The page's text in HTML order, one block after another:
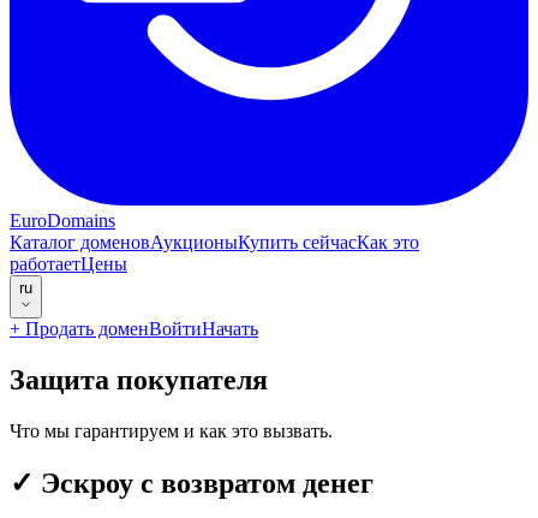
EuroDomains
Каталог доменовАукционыКупить сейчасКак это
работаетЦены
ru
+ Продать доменВойтиНачать
Защита покупателя
Что мы гарантируем и как это вызвать.
✓ Эскроу с возвратом денег